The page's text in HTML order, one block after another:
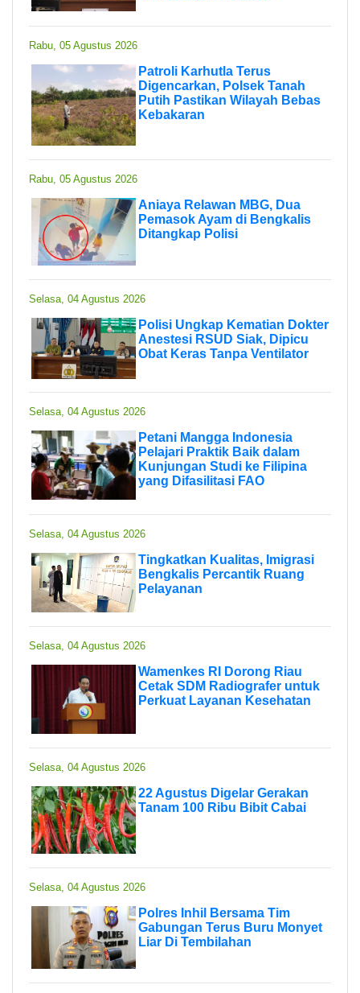
Rabu, 05 Agustus 2026
Patroli Karhutla Terus
Digencarkan, Polsek Tanah
Putih Pastikan Wilayah Bebas
Kebakaran
Rabu, 05 Agustus 2026
Aniaya Relawan MBG, Dua
Pemasok Ayam di Bengkalis
Ditangkap Polisi
Selasa, 04 Agustus 2026
Polisi Ungkap Kematian Dokter
Anestesi RSUD Siak, Dipicu
Obat Keras Tanpa Ventilator
Selasa, 04 Agustus 2026
Petani Mangga Indonesia
Pelajari Praktik Baik dalam
Kunjungan Studi ke Filipina
yang Difasilitasi FAO
Selasa, 04 Agustus 2026
Tingkatkan Kualitas, Imigrasi
Bengkalis Percantik Ruang
Pelayanan
Selasa, 04 Agustus 2026
Wamenkes RI Dorong Riau
Cetak SDM Radiografer untuk
Perkuat Layanan Kesehatan
Selasa, 04 Agustus 2026
22 Agustus Digelar Gerakan
Tanam 100 Ribu Bibit Cabai
Selasa, 04 Agustus 2026
Polres Inhil Bersama Tim
Gabungan Terus Buru Monyet
Liar Di Tembilahan